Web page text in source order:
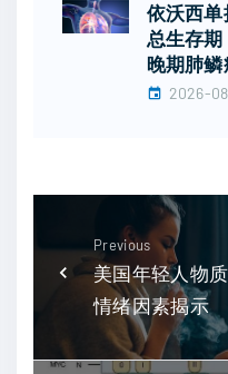
依沃西单
总生存期
晚期肺
2026-
Previous
美国年轻人物
情绪因素揭示